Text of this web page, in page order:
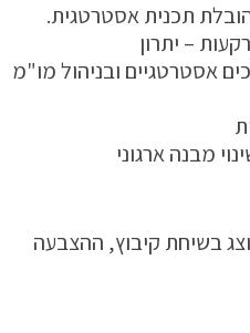
תכנית אסטרטגית.
– יתרון
אסטרטגיים ובניהול מו"מ
מבנה ארגוני
בשיחת קיבוץ, ההצבעה